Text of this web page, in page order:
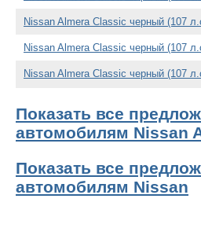
Nissan Almera Classic черный (107
Nissan Almera Classic черный (107
Nissan Almera Classic черный (107
Показать все
автомобилям Nissan
Показать все
автомобилям Nissan